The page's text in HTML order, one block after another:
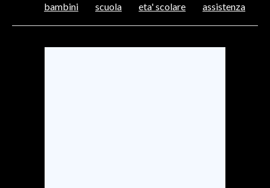
bambini
scuola eta' scolare assistenza